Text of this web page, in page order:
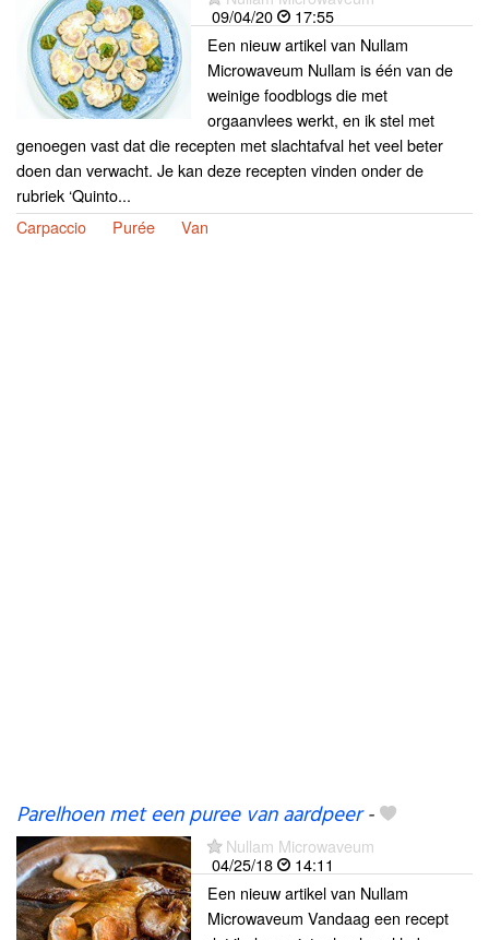
09/04/20
17:55
Een nieuw artikel van Nullam
Microwaveum Nullam is één van de
weinige foodblogs die met
orgaanvlees werkt, en ik stel met
genoegen vast dat die recepten met slachtafval het veel beter
doen dan verwacht. Je kan deze recepten vinden onder de
rubriek ‘Quinto...
Carpaccio
Purée Van
Parelhoen met een puree van aardpeer-
Nullam Microwaveum
04/25/18
14:11
Een nieuw artikel van Nullam
Microwaveum Vandaag een recept